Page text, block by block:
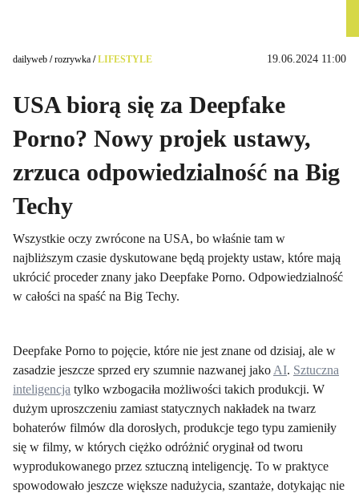
dailyweb /rozrywka /LIFESTYLE 19.06.2024 11:00
USA biorą się za Deepfake
Porno? Nowy projek ustawy,
zrzuca odpowiedzialność na Big
Techy
Wszystkie oczy zwrócone na USA, bo właśnie tam w
najbliższym czasie dyskutowane będą projekty ustaw, które mają
ukrócić proceder znany jako Deepfake Porno. Odpowiedzialność
w całości na spaść na Big Techy.
Deepfake Porno to pojęcie, które nie jest znane od dzisiaj, ale w
zasadzie jeszcze sprzed ery szumnie nazwanej jako AI. Sztuczna
inteligencja tylko wzbogaciła możliwości takich produkcji. W
dużym uproszczeniu zamiast statycznych nakładek na twarz
bohaterów filmów dla dorosłych, produkcje tego typu zamieniły
się w filmy, w których ciężko odróżnić oryginał od tworu
wyprodukowanego przez sztuczną inteligencję. To w praktyce
spowodowało jeszcze większe nadużycia, szantaże, dotykając nie